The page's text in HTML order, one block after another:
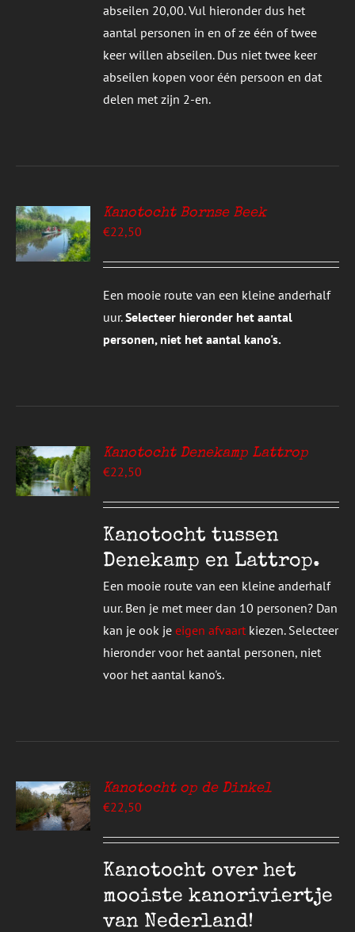
abseilen 20,00. Vul hieronder dus het
aantal personen in en of ze één of twee
keer willen abseilen. Dus niet twee keer
abseilen kopen voor één persoon en dat
delen met zijn 2-en.
Kanotocht Bornse Beek
€22,50
Een mooie route van een kleine anderhalf
uur.Selecteer hieronder het aantal
personen, niet het aantal kano's.
Kanotocht Denekamp Lattrop
€22,50
Kanotocht tussen
Denekamp en Lattrop.
Een mooie route van een kleine anderhalf
uur. Ben je met meer dan 10 personen? Dan
kan je ook jeeigen afvaart kiezen. Selecteer
hieronder voor het aantal personen, niet
voor het aantal kano's.
Kanotocht op de Dinkel
€22,50
Kanotocht over het
mooiste kanoriviertje
van Nederland!